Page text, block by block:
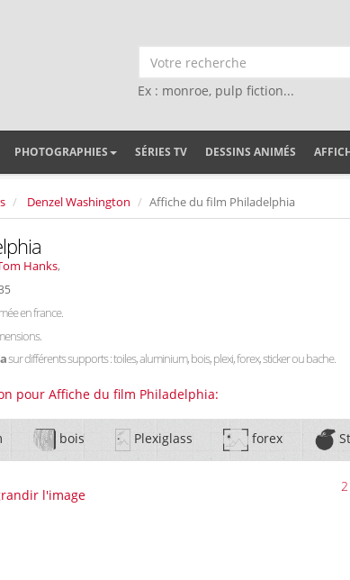
Ex : monroe, pulp fiction...
PHOTOGRAPHIES SÉRIES TV DESSINS ANIMÉS
Denzel Washington Affiche du film Philadelphia
Hanks,
en france.
sur différents supports : toiles, aluminium, bois, plexi, forex, sticker ou bache.
pour Affiche du film Philadelphia:
bois Plexiglass forex
l'image